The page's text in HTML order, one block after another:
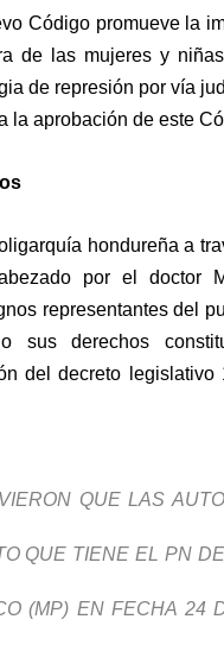
Código promueve la
de las mujeres y
de represión por vía
la aprobación de este
hondureña a
por el doctor
representantes del
sus derechos
del decreto
QUE LAS
QUE TIENE EL PN
(MP) EN FECHA 24